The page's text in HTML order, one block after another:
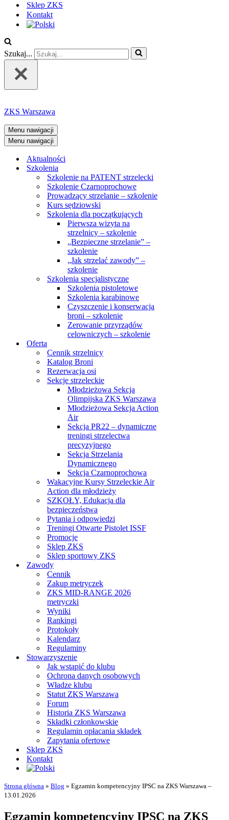
Sklep ZKS
Kontakt
Szukaj...
ZKS Warszawa
Menu nawigacji
Menu nawigacji
Aktualności
Szkolenia
Szkolenie na PATENT strzelecki
Szkolenie Czarnoprochowe
Prowadzący strzelanie – szkolenie
Kurs sędziowski
Szkolenia dla początkujących
Pierwsza wizyta na
strzelnicy – szkolenie
„Bezpieczne strzelanie” –
szkolenie
„Jak strzelać zawody” –
szkolenie
Szkolenia specjalistyczne
Szkolenia pistoletowe
Szkolenia karabinowe
Czyszczenie i konserwacja
broni – szkolenie
Zerowanie przyrządów
celowniczych – szkolenie
Oferta
Cennik strzelnicy
Katalog Broni
Rezerwacja osi
Sekcje strzeleckie
Młodzieżowa Sekcja
Olimpijska ZKS Warszawa
Młodzieżowa Sekcja Action
Air
Sekcja PR22 – dynamiczne
treningi strzelectwa
precyzyjnego
Sekcja Strzelania
Dynamicznego
Sekcja Czarnoprochowa
Wakacyjne Kursy Strzeleckie Air
Action dla młodzieży
SZKOŁY, Edukacja dla
bezpieczeństwa
Pytania i odpowiedzi
Treningi Otwarte Pistolet ISSF
Promocje
Sklep ZKS
Sklep sportowy ZKS
Zawody
Cennik
Zakup metryczek
ZKS MID-RANGE 2026
metryczki
Wyniki
Rankingi
Protokoły
Kalendarz
Regulaminy
Stowarzyszenie
Jak wstąpić do klubu
Ochrona danych osobowych
Władze klubu
Statut ZKS Warszawa
Forum
Historia ZKS Warszawa
Składki członkowskie
Regulamin opłacania składek
Zapytania ofertowe
Sklep ZKS
Kontakt
Strona główna » Blog » Egzamin kompetencyjny IPSC na ZKS Warszawa –
13.01.2026
Egzamin kompetencyjny IPSC na ZKS